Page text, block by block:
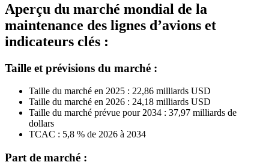
Aperçu du marché mondial de la
maintenance des lignes d’avions et
indicateurs clés :
Taille et prévisions du marché :
Taille du marché en 2025 : 22,86 milliards USD
Taille du marché en 2026 : 24,18 milliards USD
Taille du marché prévue pour 2034 : 37,97 milliards de
dollars
TCAC : 5,8 % de 2026 à 2034
Part de marché :